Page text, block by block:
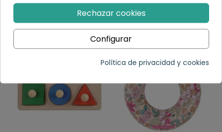
PRODUCTOS RECOMENDADOS
Rechazar cookies
Configurar
Política de privacidad y cookies